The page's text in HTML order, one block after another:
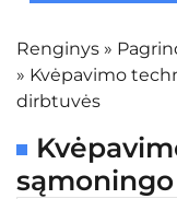
Renginys »
» Kvėpavimo
dirbtuvės